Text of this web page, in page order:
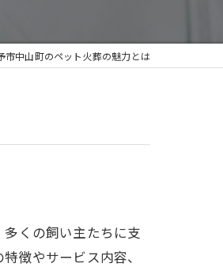
セレモニー
市中山町のペット火葬の魅力とは
くの飼い主たちに支
徴やサービス内容、